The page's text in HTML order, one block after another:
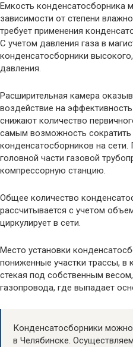
Емкость конденсатосборника
зависимости от степени
требует применения
С учетом давления газа в
конденсатосборники
давления.
Расширительная камера
воздействие на
снижают количество
самым возможность
конденсатосборников на сети.
головной части газовой
компрессорную станцию.
Общее количество
рассчитывается с учетом
циркулирует в сети.
Место установки
пониженные участки трассы, в
стекая под собственным
газопровода, где выпадает
Конденсатосборники
в Челябинске.